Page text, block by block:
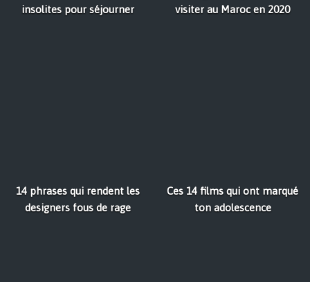
insolites pour séjourner
visiter au Maroc en 2020
14 phrases qui rendent les
designers fous de rage
Ces 14 films qui ont marqué
ton adolescence